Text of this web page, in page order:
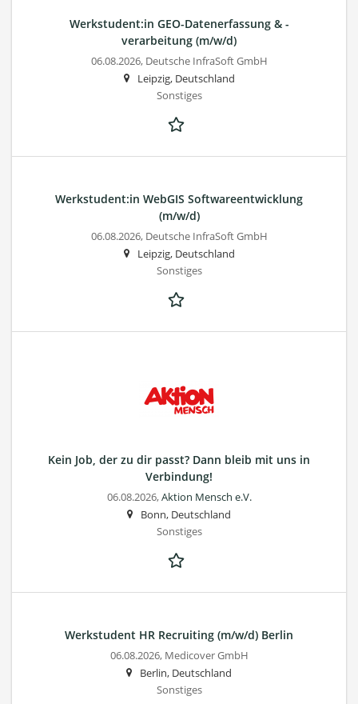
Werkstudent:in GEO-Datenerfassung & -
verarbeitung (m/w/d)
06.08.2026, Deutsche InfraSoft GmbH
Leipzig, Deutschland
Sonstiges
Werkstudent:in WebGIS Softwareentwicklung
(m/w/d)
06.08.2026, Deutsche InfraSoft GmbH
Leipzig, Deutschland
Sonstiges
Kein Job, der zu dir passt? Dann bleib mit uns in
Verbindung!
06.08.2026,Aktion Mensch e.V.
Bonn, Deutschland
Sonstiges
Werkstudent HR Recruiting (m/w/d) Berlin
06.08.2026, Medicover GmbH
Berlin, Deutschland
Sonstiges